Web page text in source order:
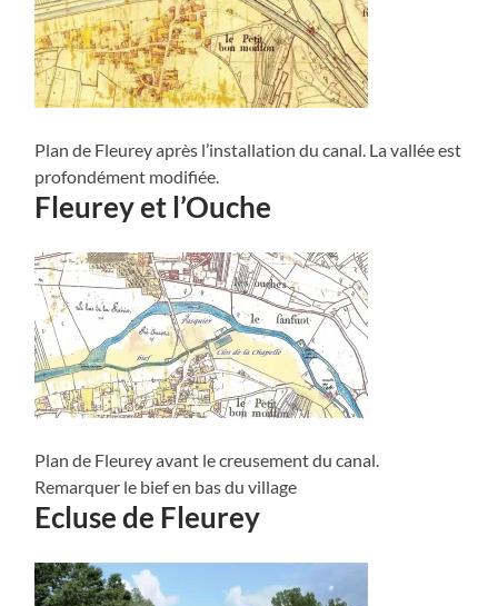
Plan de Fleurey après l’installation du canal. La vallée est
profondément modifiée.
Fleurey et l’Ouche
Plan de Fleurey avant le creusement du canal.
Remarquer le bief en bas du village
Ecluse de Fleurey